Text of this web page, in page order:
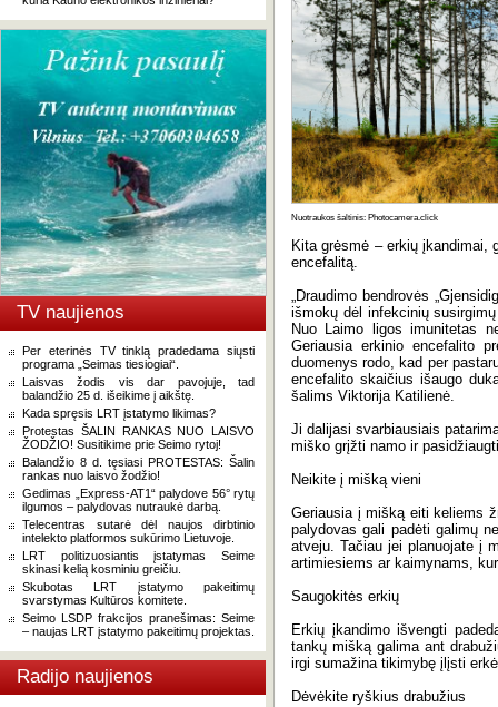
TV naujienos
Per eterinės TV tinklą pradedama siųsti
programa „Seimas tiesiogiai“.
Laisvas žodis vis dar pavojuje, tad
balandžio 25 d. išeikime į aikštę.
Kada spręsis LRT įstatymo likimas?
Protestas ŠALIN RANKAS NUO LAISVO
ŽODŽIO! Susitikime prie Seimo rytoj!
Balandžio 8 d. tęsiasi PROTESTAS: Šalin
rankas nuo laisvo žodžio!
Gedimas „Express-AT1“ palydove 56° rytų
ilgumos – palydovas nutraukė darbą.
Telecentras sutarė dėl naujos dirbtinio
intelekto platformos sukūrimo Lietuvoje.
LRT politizuosiantis įstatymas Seime
skinasi kelią kosminiu greičiu.
Skubotas LRT įstatymo pakeitimų
svarstymas Kultūros komitete.
Seimo LSDP frakcijos pranešimas: Seime
– naujas LRT įstatymo pakeitimų projektas.
Radijo naujienos
Nuotraukos šaltinis: Photocamera.click
Kita grėsmė – erkių įkandimai,
encefalitą.
„Draudimo bendrovės
išmokų dėl infekcinių
Nuo Laimo ligos imunitetas
Geriausia erkinio encefalito
duomenys rodo, kad per
encefalito skaičius išaugo
šalims Viktorija Katilienė.
Ji dalijasi svarbiausiais
miško grįžti namo ir
Neikite į mišką vieni
Geriausia į mišką eiti keliems
palydovas gali padėti galimų
atveju. Tačiau jei planuojate į
artimiesiems ar kaimynams,
Saugokitės erkių
Erkių įkandimo išvengti
tankų mišką galima ant
irgi sumažina tikimybę įlįsti
Dėvėkite ryškius drabužius